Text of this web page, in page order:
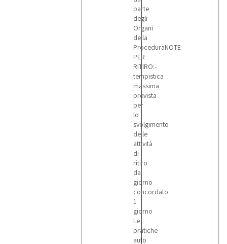
parte
degli
Organi
della
ProceduraNOTE
PER
RITIRO:-
tempistica
massima
prevista
per
lo
svolgimento
delle
attività
di
ritiro
dal
giorno
concordato:
1
giorno
Le
pratiche
auto